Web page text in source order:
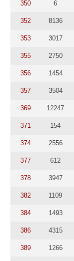
350 6
352 8136
353 3017
355 2750
356 1454
357 3504
369 12247
371 154
374 2556
377 612
378 3947
382 1109
384 1493
386 4315
389 1266